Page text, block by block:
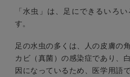
「水虫」は、足にできるいろ
す。
足の水虫の多くは、人の皮膚の
カビ（真菌）の感染症であり、
因になっているため、医学用語